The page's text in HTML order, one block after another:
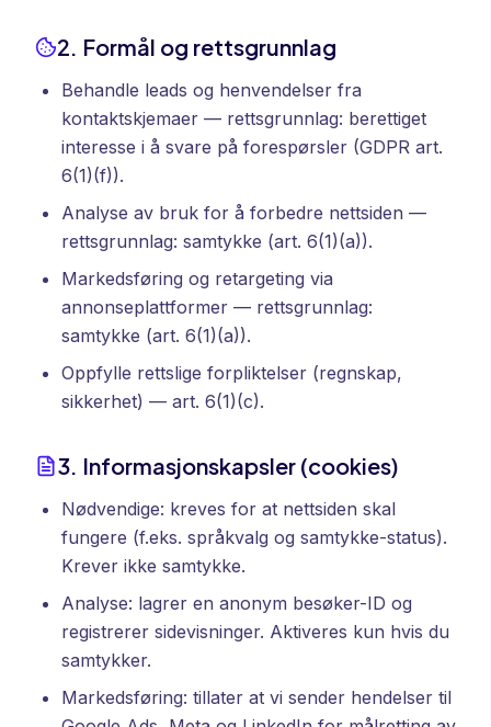
2. Formål og rettsgrunnlag
Behandle leads og henvendelser fra
kontaktskjemaer — rettsgrunnlag: berettiget
interesse i å svare på forespørsler (GDPR art.
6(1)(f)).
Analyse av bruk for å forbedre nettsiden —
rettsgrunnlag: samtykke (art. 6(1)(a)).
Markedsføring og retargeting via
annonseplattformer — rettsgrunnlag:
samtykke (art. 6(1)(a)).
Oppfylle rettslige forpliktelser (regnskap,
sikkerhet) — art. 6(1)(c).
3. Informasjonskapsler (cookies)
Nødvendige: kreves for at nettsiden skal
fungere (f.eks. språkvalg og samtykke-status).
Krever ikke samtykke.
Analyse: lagrer en anonym besøker-ID og
registrerer sidevisninger. Aktiveres kun hvis du
samtykker.
Markedsføring: tillater at vi sender hendelser til